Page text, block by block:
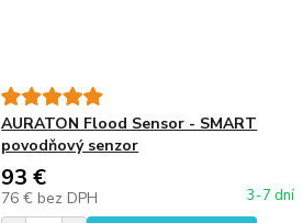
AURATON Flood Sensor - SMART
povodňový senzor
93 €
76 € bez DPH 3-7 dní